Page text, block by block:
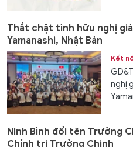
Thắt chặt tình hữu nghị
Yamanashi, Nhật Bản
Kết
nghị
Ninh Bình đổi tên Trường
Chính trị Trường Chinh